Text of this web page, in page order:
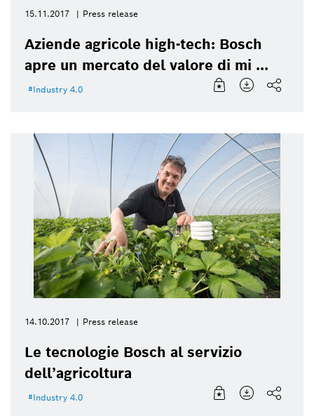
15.11.2017 Press release
Aziende agricole high-tech: Bosch
apre un mercato del valore di mi ...
Industry 4.0
14.10.2017 Press release
Le tecnologie Bosch al servizio
dell’agricoltura
Industry 4.0